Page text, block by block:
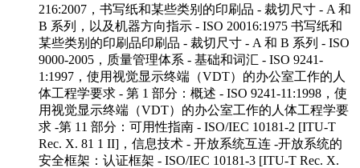
216:2007，书写纸和某些类别的印刷品 - 裁切尺寸 - A 和
B 系列，以及机器方向指示 - ISO 20016:1975 书写纸和
某些类别的印刷品印刷品 - 裁切尺寸 - A 和 B 系列 - ISO
9000-2005，质量管理体系 - 基础和词汇 - ISO 9241-
1:1997，使用视觉显示终端（VDT）的办公室工作的人
体工程学要求 - 第 1 部分：概述 - ISO 9241-11:1998，使
用视觉显示终端（VDT）的办公室工作的人体工程学要
求 -第 11 部分：可用性指南 - ISO/IEC 10181-2 [ITU-T
Rec. X. 81 1 II]，信息技术 - 开放系统互连 -开放系统的
安全框架：认证框架 - ISO/IEC 10181-3 [ITU-T Rec. X.